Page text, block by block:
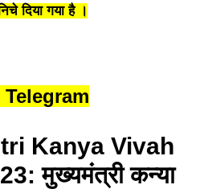
दिया गया है ।
Kanya Vivah
मुख्यमंत्री कन्या